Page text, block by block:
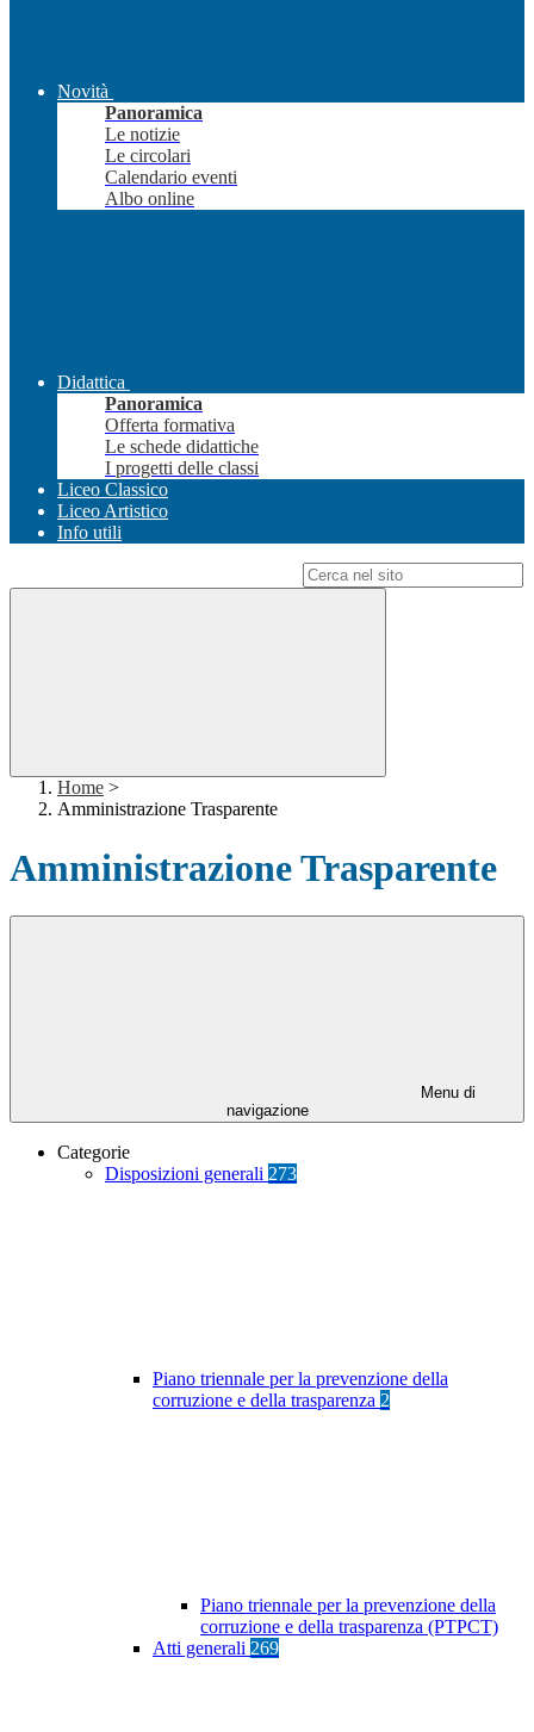
Novità
Panoramica
Le notizie
Le circolari
Calendario eventi
Albo online
Didattica
Panoramica
Offerta formativa
Le schede didattiche
I progetti delle classi
Liceo Classico
Liceo Artistico
Info utili
Home >
Amministrazione Trasparente
Amministrazione Trasparente
Menu di
navigazione
Categorie
Disposizioni generali 273
Piano triennale per la prevenzione della
corruzione e della trasparenza 2
Piano triennale per la prevenzione della
corruzione e della trasparenza (PTPCT)
Atti generali 269